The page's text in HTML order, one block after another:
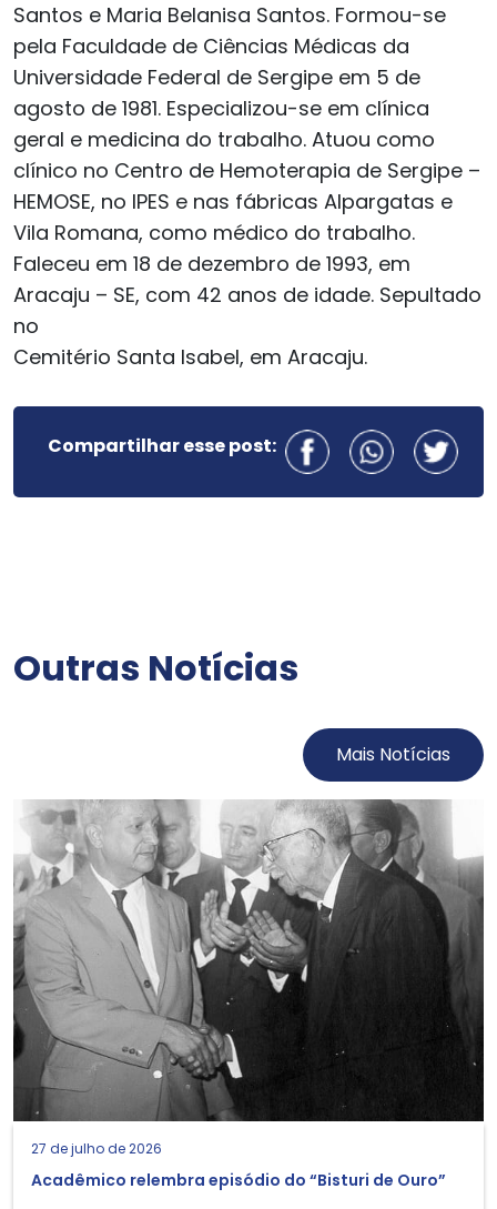
Santos e Maria Belanisa Santos. Formou-se
pela Faculdade de Ciências Médicas da
Universidade Federal de Sergipe em 5 de
agosto de 1981. Especializou-se em clínica
geral e medicina do trabalho. Atuou como
clínico no Centro de Hemoterapia de Sergipe –
HEMOSE, no IPES e nas fábricas Alpargatas e
Vila Romana, como médico do trabalho.
Faleceu em 18 de dezembro de 1993, em
Aracaju – SE, com 42 anos de idade. Sepultado
no
Cemitério Santa Isabel, em Aracaju.
Compartilhar esse post:
Outras Notícias
Mais Notícias
27 de julho de 2026
Acadêmico relembra episódio do “Bisturi de Ouro”